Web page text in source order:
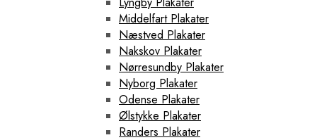
Middelfart Plakater
Næstved Plakater
Nakskov Plakater
Nørresundby Plakater
Nyborg Plakater
Odense Plakater
Ølstykke Plakater
Randers Plakater